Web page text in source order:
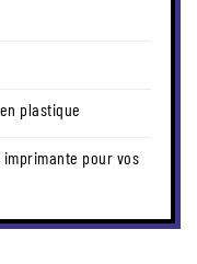
plastique
pour vos